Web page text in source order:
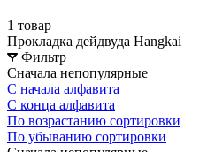
1 товар
Прокладка дейдвуда Hangkai
Фильтр
Сначала непопулярные
С начала алфавита
С конца алфавита
По возрастанию сортировки
По убыванию сортировки